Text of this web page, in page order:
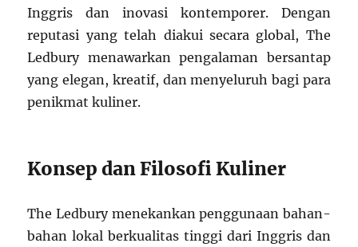
Inggris dan inovasi kontemporer. Dengan
reputasi yang telah diakui secara global, The
Ledbury menawarkan pengalaman bersantap
yang elegan, kreatif, dan menyeluruh bagi para
penikmat kuliner.
Konsep dan Filosofi Kuliner
The Ledbury menekankan penggunaan bahan-
bahan lokal berkualitas tinggi dari Inggris dan